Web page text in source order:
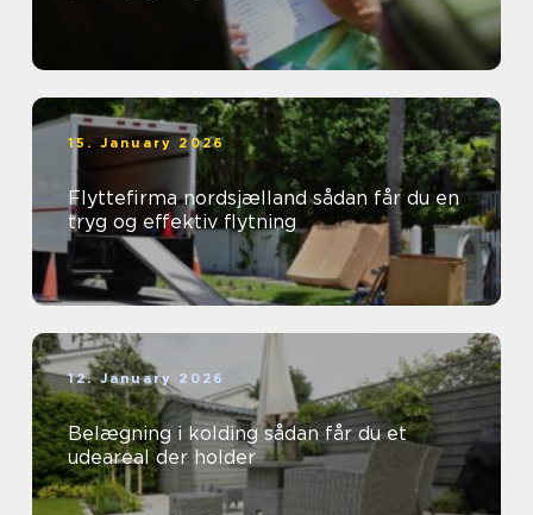
15. January 2026
Flyttefirma nordsjælland sådan får du en
tryg og effektiv flytning
12. January 2026
Belægning i kolding sådan får du et
udeareal der holder